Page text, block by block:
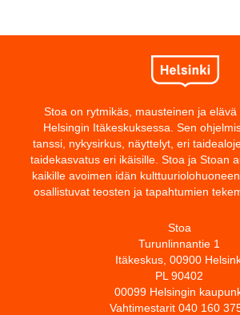
Stoa on rytmikäs, mausteinen ja
Helsingin Itäkeskuksessa. Sen
tanssi, nykysirkus, näyttelyt, eri
taidekasvatus eri ikäisille. Stoa ja Stoan
kaikille avoimen idän
osallistuvat teosten ja tapahtumien
Stoa
Turunlinnantie 1
Itäkeskus, 00900
PL 90402
00099 Helsingin
Vahtimestarit 040 160